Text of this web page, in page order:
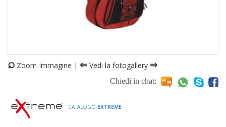
⌕ Zoom Immagine | ⇐ Vedi la fotogallery ⇒
Chiedi in chat:
CATALOGO EXTREME